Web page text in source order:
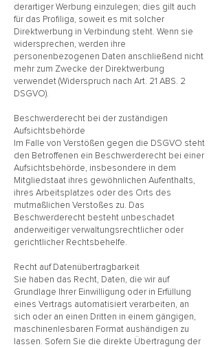
derartiger Werbung einzulegen; dies gilt auch
für das Profiliga, soweit es mit solcher
Direktwerbung in Verbindung steht. Wenn sie
widersprechen, werden ihre
personenbezogenen Daten anschließend nicht
mehr zum Zwecke der Direktwerbung
verwendet (Widerspruch nach Art. 21 ABS. 2
DSGVO).
Beschwerderecht bei der zuständigen
Aufsichtsbehörde
Im Falle von Verstößen gegen die DSGVO steht
den Betroffenen ein Beschwerderecht bei einer
Aufsichtsbehörde, insbesondere in dem
Mitgliedstaat ihres gewöhnlichen Aufenthalts,
ihres Arbeitsplatzes oder des Orts des
mutmaßlichen Verstoßes zu. Das
Beschwerderecht besteht unbeschadet
anderweitiger verwaltungsrechtlicher oder
gerichtlicher Rechtsbehelfe.
Recht auf Datenübertragbarkeit
Sie haben das Recht, Daten, die wir auf
Grundlage Ihrer Einwilligung oder in Erfüllung
eines Vertrags automatisiert verarbeiten, an
sich oder an einen Dritten in einem gängigen,
maschinenlesbaren Format aushändigen zu
lassen. Sofern Sie die direkte Übertragung der